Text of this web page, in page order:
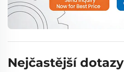
Nejčastější dotazy